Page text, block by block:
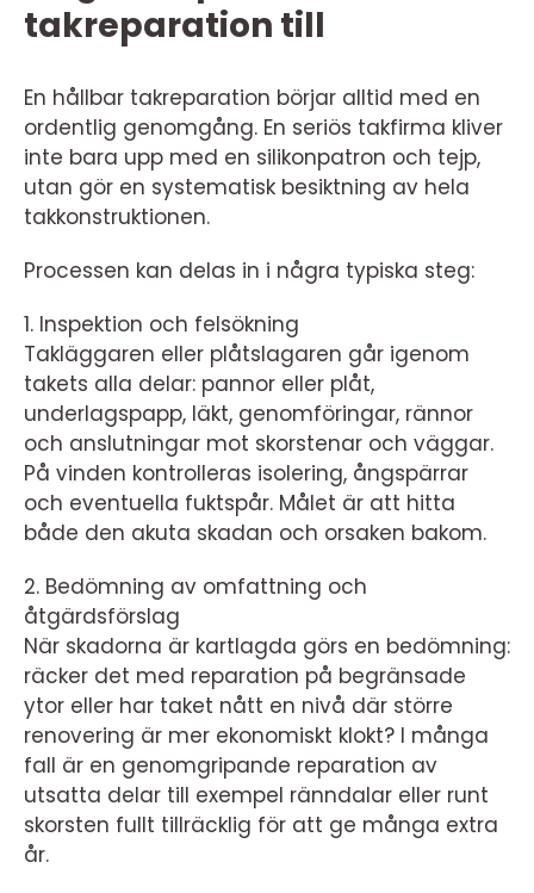
takreparation till
En hållbar takreparation börjar alltid med en
ordentlig genomgång. En seriös takfirma kliver
inte bara upp med en silikonpatron och tejp,
utan gör en systematisk besiktning av hela
takkonstruktionen.
Processen kan delas in i några typiska steg:
1. Inspektion och felsökning
Takläggaren eller plåtslagaren går igenom
takets alla delar: pannor eller plåt,
underlagspapp, läkt, genomföringar, rännor
och anslutningar mot skorstenar och väggar.
På vinden kontrolleras isolering, ångspärrar
och eventuella fuktspår. Målet är att hitta
både den akuta skadan och orsaken bakom.
2. Bedömning av omfattning och
åtgärdsförslag
När skadorna är kartlagda görs en bedömning:
räcker det med reparation på begränsade
ytor eller har taket nått en nivå där större
renovering är mer ekonomiskt klokt? I många
fall är en genomgripande reparation av
utsatta delar till exempel ränndalar eller runt
skorsten fullt tillräcklig för att ge många extra
år.